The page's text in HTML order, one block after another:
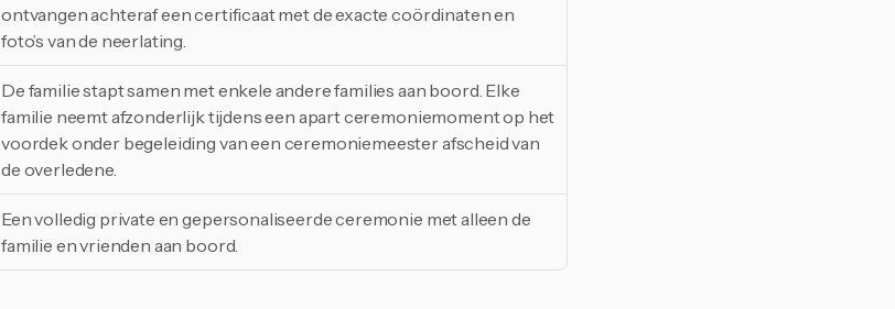
ontvangen achteraf een certificaat met de exacte coördinaten en
foto’s van de neerlating.
De familie stapt samen met enkele andere families aan boord. Elke
familie neemt afzonderlijk tijdens een apart ceremoniemoment op het
voordek onder begeleiding van een ceremoniemeester afscheid van
de overledene.
Een volledig private en gepersonaliseerde ceremonie met alleen de
familie en vrienden aan boord.